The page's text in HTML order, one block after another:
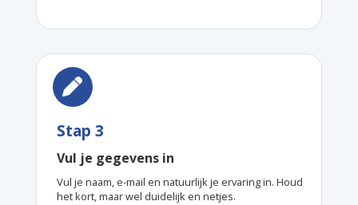
Stap 3
Vul je gegevens in
Vul je naam, e-mail en natuurlijk je ervaring in. Houd
het kort, maar wel duidelijk en netjes.